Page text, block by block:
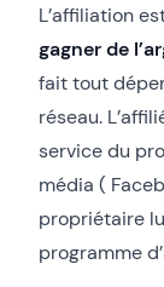
L’affiliation
gagner de
fait tout
réseau.
service du
média (
propriétaire
programme